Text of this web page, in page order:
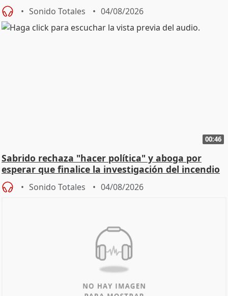
Sonido Totales 04/08/2026
00:46
Sabrido rechaza "hacer política" y aboga por
esperar que finalice la investigación del incendio
Sonido Totales 04/08/2026